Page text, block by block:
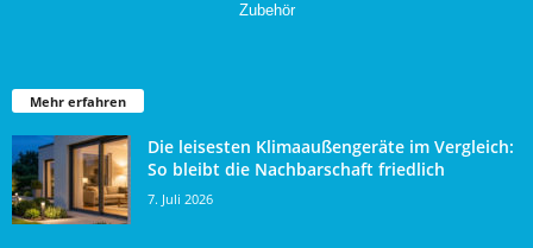
Zubehör
Mehr erfahren
Die leisesten Klimaaußengeräte im Vergleich:
So bleibt die Nachbarschaft friedlich
7. Juli 2026